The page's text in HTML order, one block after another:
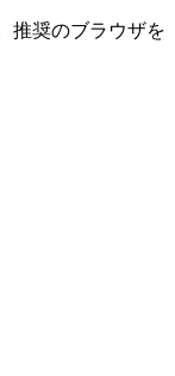
推奨のブラウザを